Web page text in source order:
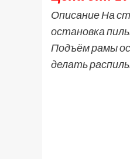
Описание На
остановка
Подъём рамы
делать